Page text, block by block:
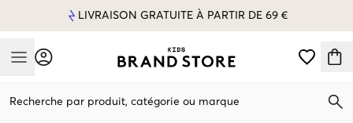
LIVRAISON GRATUITE À PARTIR DE 69 €
Mobile Menu
Recherche par produit, catégorie ou marque